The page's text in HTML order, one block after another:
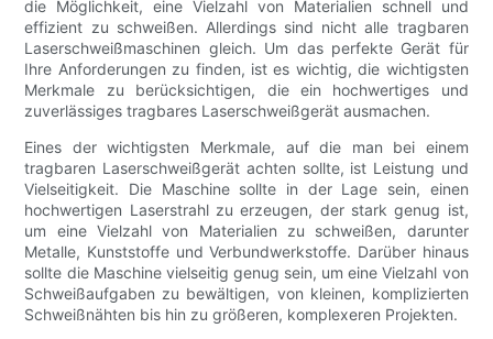
die Möglichkeit, eine Vielzahl von Materialien schnell und
effizient zu schweißen. Allerdings sind nicht alle tragbaren
Laserschweißmaschinen gleich. Um das perfekte Gerät für
Ihre Anforderungen zu finden, ist es wichtig, die wichtigsten
Merkmale zu berücksichtigen, die ein hochwertiges und
zuverlässiges tragbares Laserschweißgerät ausmachen.
Eines der wichtigsten Merkmale, auf die man bei einem
tragbaren Laserschweißgerät achten sollte, ist Leistung und
Vielseitigkeit. Die Maschine sollte in der Lage sein, einen
hochwertigen Laserstrahl zu erzeugen, der stark genug ist,
um eine Vielzahl von Materialien zu schweißen, darunter
Metalle, Kunststoffe und Verbundwerkstoffe. Darüber hinaus
sollte die Maschine vielseitig genug sein, um eine Vielzahl von
Schweißaufgaben zu bewältigen, von kleinen, komplizierten
Schweißnähten bis hin zu größeren, komplexeren Projekten.